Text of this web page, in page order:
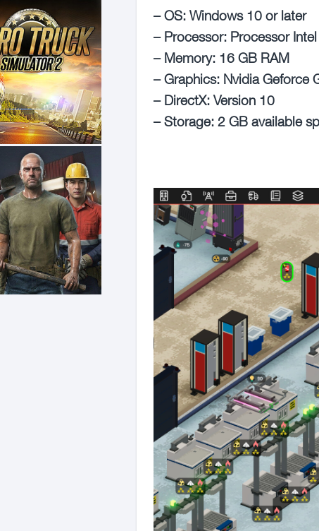
– OS: Windows 10 or later
– Processor: Processor
– Memory: 16 GB RAM
– Graphics: Nvidia Geforce
– DirectX: Version 10
– Storage: 2 GB available